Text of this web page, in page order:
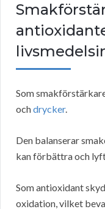
Som
ochdrycker.
Den balanserar
kan förbättra och
Som antioxidant
oxidation, vilket